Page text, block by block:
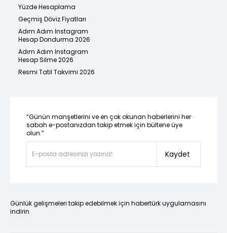
Yüzde Hesaplama
Geçmiş Döviz Fiyatları
Adım Adım Instagram
Hesap Dondurma 2026
Adım Adım Instagram
Hesap Silme 2026
Resmi Tatil Takvimi 2026
“Günün manşetlerini ve en çok okunan haberlerini her
sabah e-postanızdan takip etmek için bültene üye
olun.”
Kaydet
Günlük gelişmeleri takip edebilmek için habertürk uygulamasını
indirin